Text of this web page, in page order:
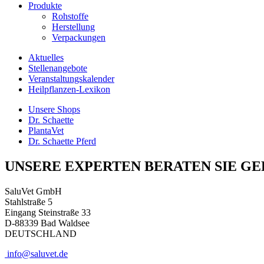
Produkte
Rohstoffe
Herstellung
Verpackungen
Aktuelles
Stellenangebote
Veranstaltungskalender
Heilpflanzen-Lexikon
Unsere Shops
Dr. Schaette
PlantaVet
Dr. Schaette Pferd
UNSERE EXPERTEN BERATEN SIE
SaluVet GmbH
Stahlstraße 5
Eingang Steinstraße 33
D-88339 Bad Waldsee
DEUTSCHLAND
info@saluvet.de